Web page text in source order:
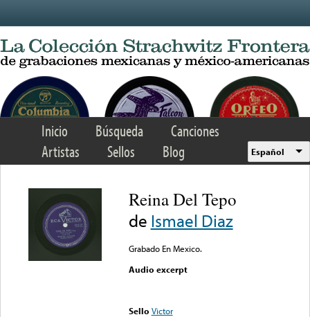
Inicio Búsqueda
Canciones
Artistas
Sellos Blog Español
Reina Del Tepo
de Ismael Diaz
Grabado En Mexico.
Audio excerpt
Sello Victor